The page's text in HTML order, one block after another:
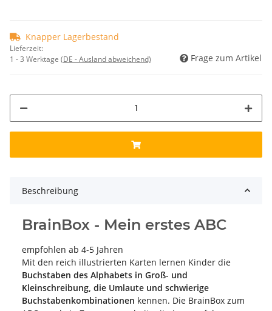
Knapper Lagerbestand
Lieferzeit:
1 - 3 Werktage (DE - Ausland abweichend) Frage zum Artikel
Beschreibung
BrainBox - Mein erstes ABC
empfohlen ab 4-5 Jahren
Mit den reich illustrierten Karten lernen Kinder die
Buchstaben des Alphabets in Groß- und
Kleinschreibung, die Umlaute und schwierige
Buchstabenkombinationen kennen. Die BrainBox zum